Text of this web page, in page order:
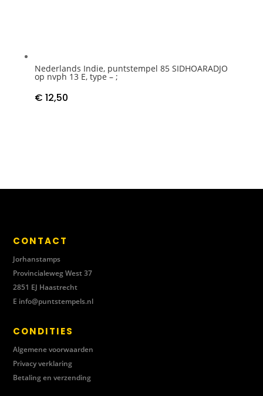
Nederlands Indie, puntstempel 85 SIDHOARADJO
op nvph 13 E, type – ;
€ 12,50
CONTACT
Jorhanstamps
Provincialeweg West 37
2851 EJ Haastrecht
E info@puntstempels.nl
CONDITIES
Algemene voorwaarden
Privacy verklaring
Betaling en verzending